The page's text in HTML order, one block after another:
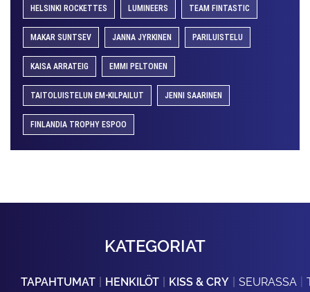
HELSINKI ROCKETTES LUMINEERS TEAM FINTASTIC
MAKAR SUNTSEV JANNA JYRKINEN PARILUISTELU
KAISA ARRATEIG EMMI PELTONEN
TAITOLUISTELUN EM-KILPAILUT JENNI SAARINEN
FINLANDIA TROPHY ESPOO
KATEGORIAT
TAPAHTUMAT HENKILÖT KISS & CRY SEURASSA